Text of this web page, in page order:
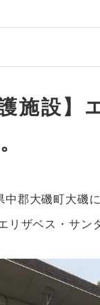
護施設
中郡大磯町大磯
リザベス・サン